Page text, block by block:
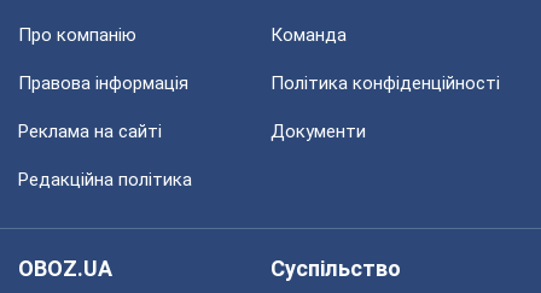
Про компанію Команда
Правова інформація Політика конфіденційності
Реклама на сайті Документи
Редакційна політика
OBOZ.UA
Суспільство